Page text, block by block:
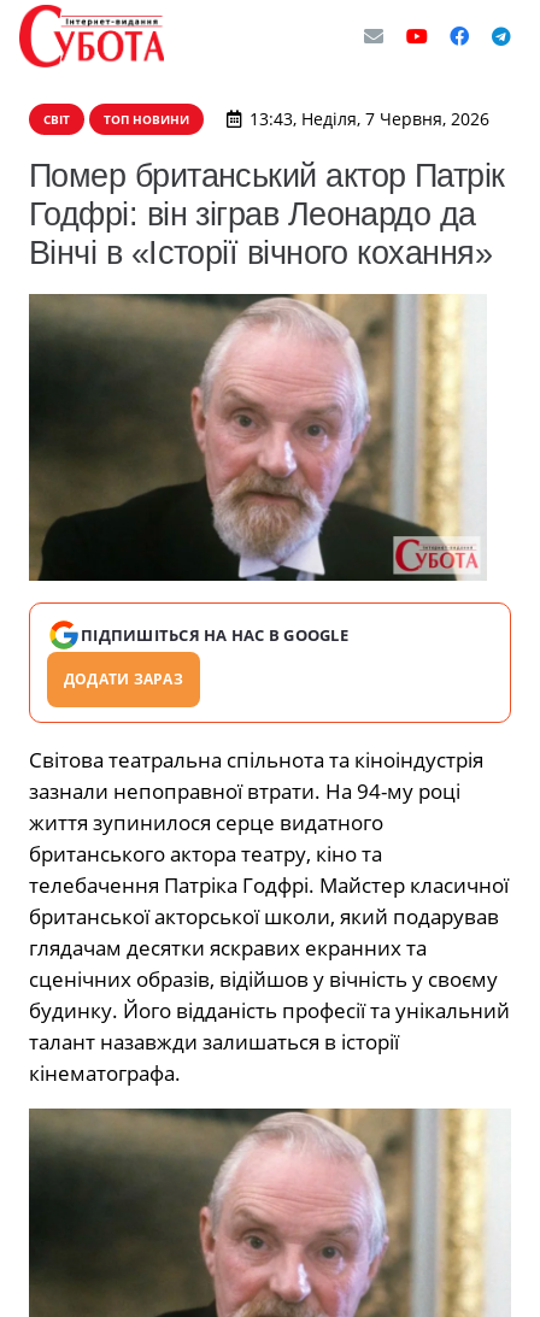
СВІТ ТОП НОВИНИ 13:43, Неділя, 7 Червня, 2026
Помер британський актор Патрік
Годфрі: він зіграв Леонардо да
Вінчі в «Історії вічного кохання»
ПІДПИШІТЬСЯ НА НАС В GOOGLE
ДОДАТИ ЗАРАЗ
Світова театральна спільнота та кіноіндустрія
зазнали непоправної втрати. На 94-му році
життя зупинилося серце видатного
британського актора театру, кіно та
телебачення Патріка Годфрі. Майстер класичної
британської акторської школи, який подарував
глядачам десятки яскравих екранних та
сценічних образів, відійшов у вічність у своєму
будинку. Його відданість професії та унікальний
талант назавжди залишаться в історії
кінематографа.